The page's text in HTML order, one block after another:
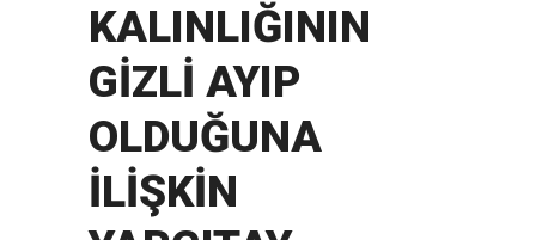
KALINLIĞININ
GİZLİ AYIP
OLDUĞUNA
İLİŞKİN